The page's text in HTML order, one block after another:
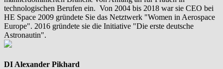
technologischen Berufen ein. Von 2004 bis 2018 war sie CEO bei
HE Space 2009 gründete Sie das Netztwerk "Women in Aerospace
Europe". 2016 gründete sie die Initiative "Die erste deutsche
Astronautin".
DI Alexander Pikhard